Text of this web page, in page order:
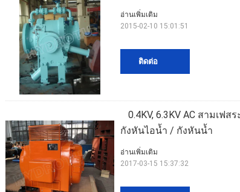
ติดต่อ
อ่านเพิ่มเติม
2015-02-10 15:01:51
0.4KV, 6.3KV AC สามเฟ
กังหันไอน้ำ / กังหันน้ำ
อ่านเพิ่มเติม
2017-03-15 15:37:32